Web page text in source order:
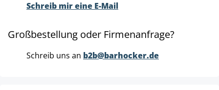
Schreib mir eine E-Mail
Großbestellung oder Firmenanfrage?
Schreib uns an b2b@barhocker.de